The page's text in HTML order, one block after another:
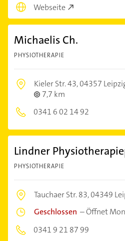
Webseite
Michaelis Ch.
PHYSIOTHERAPIE
Kieler Str. 43,04357
7,7 km
0341 6 02 14 92
Lindner
PHYSIOTHERAPIE
Tauchaer Str. 83,04349
Geschlossen –Öffnet
0341 9 21 87 99